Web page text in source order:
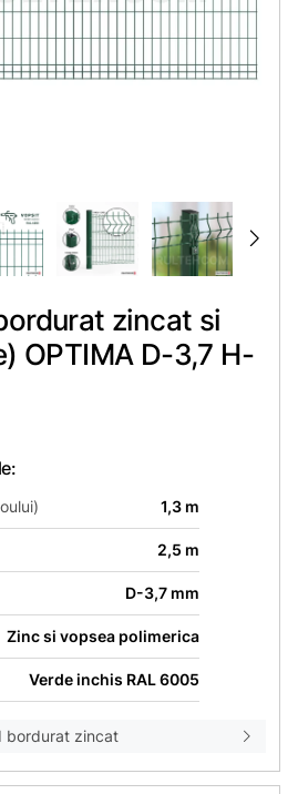
zincat si
OPTIMA D-3,7 H-
1,3 m
2,5 m
D-3,7 mm
Zinc si vopsea polimerica
Verde inchis RAL 6005
bordurat zincat